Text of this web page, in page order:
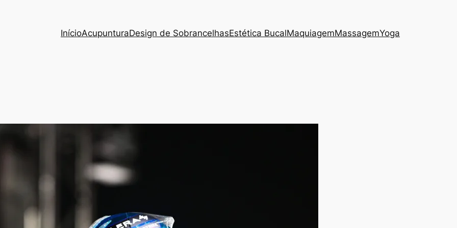
InícioAcupunturaDesign de SobrancelhasEstética BucalMaquiagemMassagemYoga